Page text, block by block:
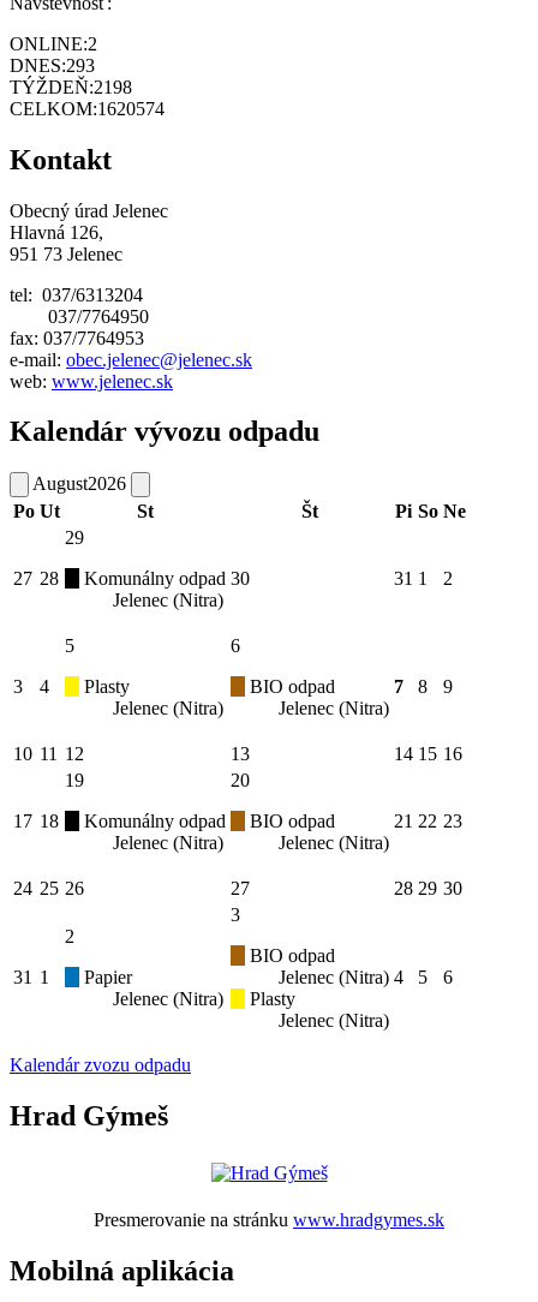
ONLINE:2
DNES:293
TÝŽDEŇ:2198
CELKOM:1620574
Kontakt
Obecný úrad Jelenec
Hlavná 126,
951 73 Jelenec
tel: 037/6313204
037/7764950
fax: 037/7764953
e-mail: obec.jelenec@jelenec.sk
web: www.jelenec.sk
Kalendár vývozu odpadu
August2026
Po Ut St Št Pi So Ne
27 28
29
Komunálny odpad
Jelenec (Nitra)
30 31 1 2
3 4
5
Plasty
Jelenec (Nitra)
6
BIO odpad
Jelenec (Nitra)
7 8 9
10 11 12 13 14 15 16
17 18
19
Komunálny odpad
Jelenec (Nitra)
20
BIO odpad
Jelenec (Nitra)
21 22 23
24 25 26 27 28 29 30
31 1
2
Papier
Jelenec (Nitra)
3
BIO odpad
Jelenec (Nitra)
Plasty
Jelenec (Nitra)
4 5 6
Kalendár zvozu odpadu
Hrad Gýmeš
Presmerovanie na stránku www.hradgymes.sk
Mobilná aplikácia